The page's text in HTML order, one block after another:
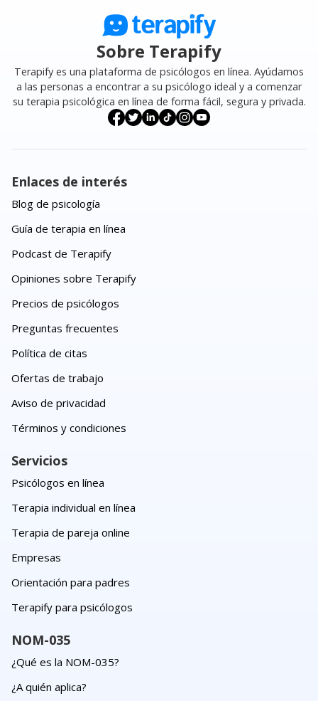
Sobre Terapify
Terapify es una plataforma de psicólogos en línea. Ayúdamos
a las personas a encontrar a su psicólogo ideal y a comenzar
su terapia psicológica en línea de forma fácil, segura y privada.
Enlaces de interés
Blog de psicología
Guía de terapia en línea
Podcast de Terapify
Opiniones sobre Terapify
Precios de psicólogos
Preguntas frecuentes
Política de citas
Ofertas de trabajo
Aviso de privacidad
Términos y condiciones
Servicios
Psicólogos en línea
Terapia individual en línea
Terapia de pareja online
Empresas
Orientación para padres
Terapify para psicólogos
NOM-035
¿Qué es la NOM-035?
¿A quién aplica?